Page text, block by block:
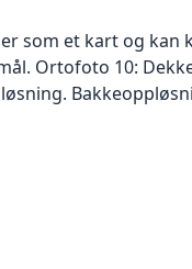
som et kart og
Ortofoto 10: